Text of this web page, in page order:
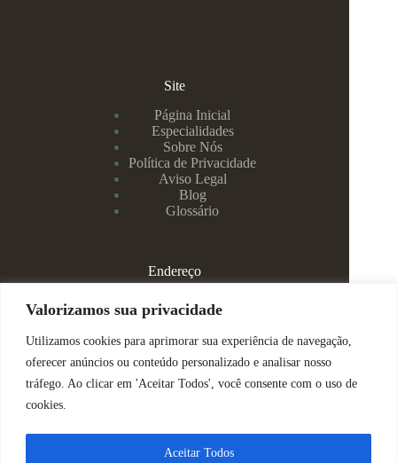
Valorizamos sua privacidade
Utilizamos cookies para aprimorar sua experiência de navegação,
oferecer anúncios ou conteúdo personalizado e analisar nosso
tráfego. Ao clicar em 'Aceitar Todos', você consente com o uso de
cookies.
Aceitar Todos
Site
Página Inicial
Especialidades
Sobre Nós
Política de Privacidade
Aviso Legal
Blog
Glossário
Endereço
Rua Rei Alberto, 108 / 705 - Centro - Juiz de Fora/MG
(32) 99829-3800 - Dra Eduarda